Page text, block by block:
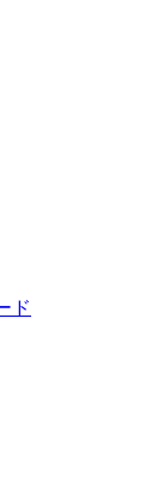
ド